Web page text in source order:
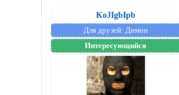
KoJIgbIpb
Для друзей: Димон
Интересующийся